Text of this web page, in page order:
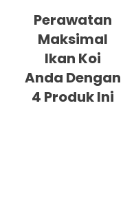
Perawatan
Maksimal
Ikan Koi
Anda Dengan
4 Produk Ini